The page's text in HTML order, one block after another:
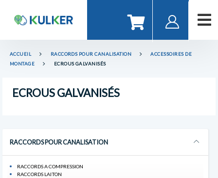
ACCUEIL RACCORDS POUR CANALISATION
ACCESSOIRES DE
MONTAGE
ECROUS GALVANISÉS
ECROUS GALVANISÉS
RACCORDS POUR CANALISATION
RACCORDS A COMPRESSION
RACCORDS LAITON